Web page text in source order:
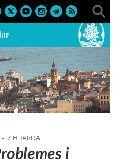
> Agenda > 19-10-2017
- 7 H TARDA
i